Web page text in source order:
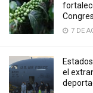
7 DE
el